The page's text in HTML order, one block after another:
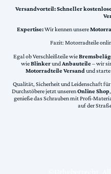
Versandvorteil:Schneller
Expertise:Wir kennen unsere
Fazit: Motorradteile
Egal ob Verschleißteile wie
wieBlinkerundAnbauteile– wir
Motorradteile Versand und starte
Qualität, Sicherheit und Leidenschaft für
Durchstöbere jetzt unserenOnline Shop
genieße das Schrauben mit Profi-
auf der